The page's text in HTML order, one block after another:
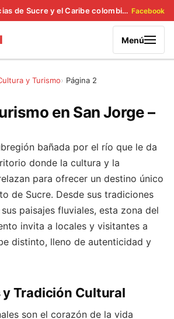
Marcha Digital · Noticias de Sucre y el Caribe colombiano Facebook
Menú
y Turismo Página 2
en San Jorge –
bañada por el río que le da
donde la cultura y la
para ofrecer un destino único
de Sucre. Desde sus tradiciones
paisajes fluviales, esta zona del
invita a locales y visitantes a
distinto, lleno de autenticidad y
y Tradición Cultural
son el corazón de la vida